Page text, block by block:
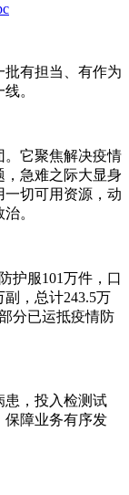
有担当、有作为
。
它聚焦解决疫情
，急难之际大显身
切可用资源，动
。
服101万件，口
，总计243.5万
分已运抵疫情防
，投入检测试
保障业务有序发